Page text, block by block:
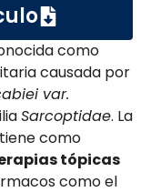
como
causada por
var.
Sarcoptidae. La
como
tópicas
como el